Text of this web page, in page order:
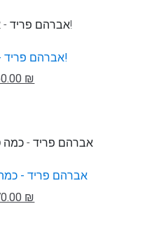
אברהם פריד - א מחי-ה!
₪
אברהם פריד -
₪